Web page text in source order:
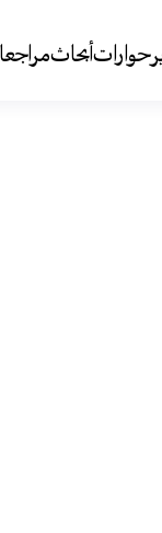
حواراتأبحاث